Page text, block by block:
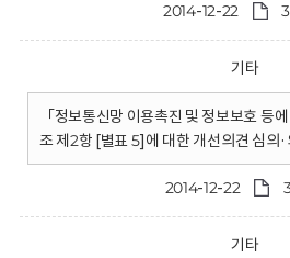
2014-12-22
기타
「정보통신망 이용촉진 및 정보보호 등
조 제2항 [별표 5]에 대한 개선의견 심의·
2014-12-22
기타